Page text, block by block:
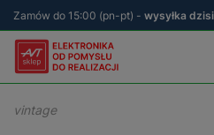
Zamów do 15:00 (pn-pt) - wysyłka